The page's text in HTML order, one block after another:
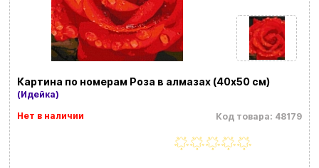
Картина по номерам Роза в алмазах (40х50 см)
(Идейка)
Код товара: 48179
Нет в наличии